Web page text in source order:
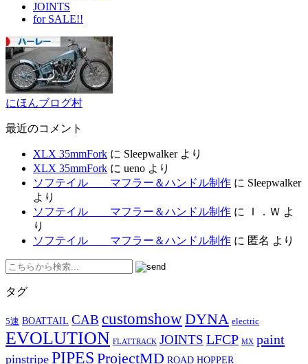
JOINTS
for SALE!!
にほんブログ村
最近のコメント
XLX 35mmFork に Sleepwalkerより
XLX 35mmFork に ueno より
ソフテイル マフラー＆ハンドル制作 に Sleepwalker
より
ソフテイル マフラー＆ハンドル制作 に Ｉ．Ｗ よ
り
ソフテイル マフラー＆ハンドル制作 に 匿名 より
タグ
5速 BOATTAIL CAB customshowDYNA electric
EVOLUTION FLATTRACK JOINTS LFCP MX paint
pinstripe PIPES ProjectMD ROAD HOPPER